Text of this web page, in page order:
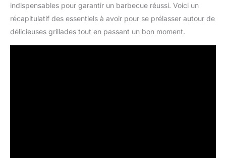
indispensables pour garantir un barbecue réussi. Voici un
récapitulatif des essentiels à avoir pour se prélasser autour de
délicieuses grillades tout en passant un bon moment.